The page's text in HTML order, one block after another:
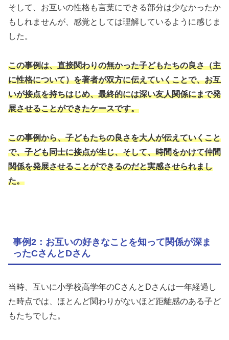
そして、お互いの性格も言葉にできる部分は少なかったか
もしれませんが、感覚としては理解しているように感じま
した。
この事例は、直接関わりの無かった子どもたちの良さ（主
に性格について）を著者が双方に伝えていくことで、お互
いが接点を持ちはじめ、最終的には深い友人関係にまで発
展させることができたケースです。
この事例から、子どもたちの良さを大人が伝えていくこと
で、子ども同士に接点が生じ、そして、時間をかけて仲間
関係を発展させることができるのだと実感させられまし
た。
事例2：お互いの好きなことを知って関係が深ま
ったCさんとDさん
当時、互いに小学校高学年のCさんとDさんは一年経過し
た時点では、ほとんど関わりがないほど距離感のある子ど
もたちでした。